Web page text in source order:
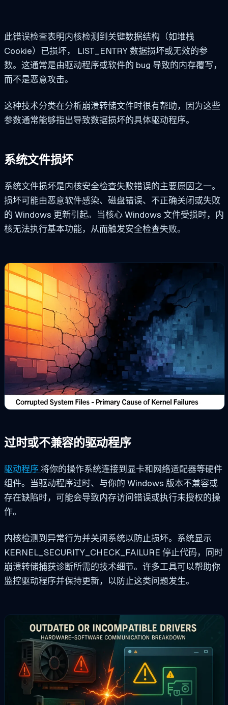
此错误检查表明内核检测到关键数据结构（如堆栈
Cookie）已损坏， LIST_ENTRY数据损坏或无效的参
数。这通常是由驱动程序或软件的 bug 导致的内存覆写，
而不是恶意攻击。
这种技术分类在分析崩溃转储文件时很有帮助，因为这些
参数通常能够指出导致数据损坏的具体驱动程序。
系统文件损坏
系统文件损坏是内核安全检查失败错误的主要原因之一。
损坏可能由恶意软件感染、磁盘错误、不正确关闭或失败
的 Windows 更新引起。当核心 Windows 文件受损时，内
核无法执行基本功能，从而触发安全检查失败。
过时或不兼容的驱动程序
驱动程序 将你的操作系统连接到显卡和网络适配器等硬件
组件。当驱动程序过时、与你的 Windows 版本不兼容或
存在缺陷时，可能会导致内存访问错误或执行未授权的操
作。
内核检测到异常行为并关闭系统以防止损坏。系统显示
KERNEL_SECURITY_CHECK_FAILURE 停止代码，同时
崩溃转储捕获诊断所需的技术细节。许多工具可以帮助你
监控驱动程序并保持更新，以防止这类问题发生。